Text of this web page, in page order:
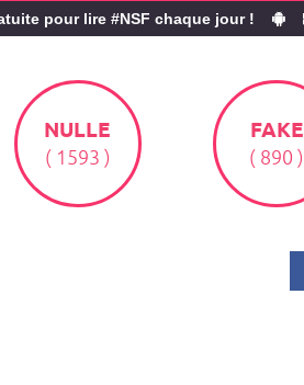
pour lire #NSF chaque jour !
NULLE
( 1593 )
FAKE
( 890 )